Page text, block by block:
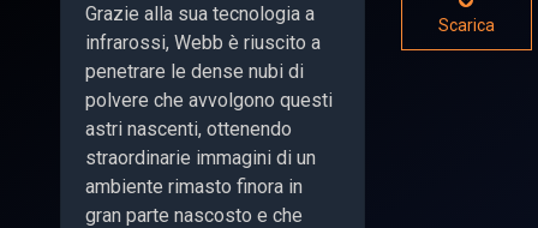
Grazie alla sua tecnologia a
infrarossi, Webb è riuscito a
penetrare le dense nubi di
polvere che avvolgono questi
astri nascenti, ottenendo
straordinarie immagini di un
ambiente rimasto finora in
gran parte nascosto e che
Scarica